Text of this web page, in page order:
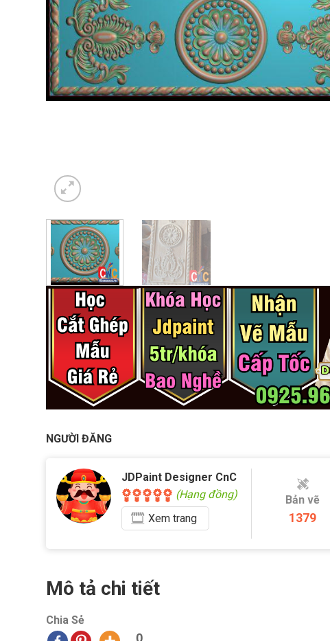
NGƯỜI ĐĂNG
JDPaint Designer CnC
(Hạng đồng)
Xem trang
Bản vẽ
1379
Mô tả chi tiết
Chia Sẻ